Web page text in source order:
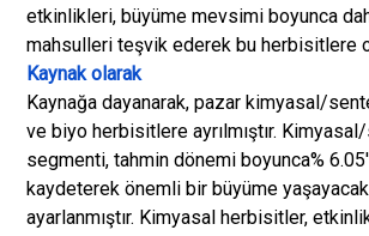
etkinlikleri, büyüme mevsimi boyunca
mahsulleri teşvik ederek bu herbisitlere
Kaynak olarak
Kaynağa dayanarak, pazar kimyasal/
ve biyo herbisitlere ayrılmıştır.
segmenti, tahmin dönemi boyunca%
kaydeterek önemli bir büyüme
ayarlanmıştır. Kimyasal herbisitler,